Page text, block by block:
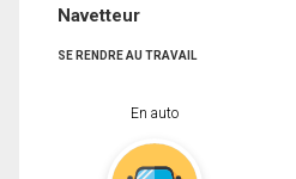
Navetteur
SE RENDRE AU TRAVAIL
En auto